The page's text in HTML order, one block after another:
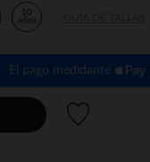
10
años
El pago medidante